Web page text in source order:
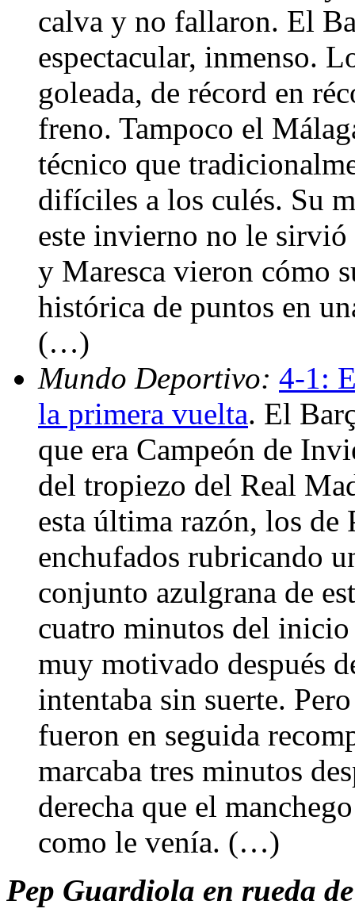
calva y no fallaron. El
espectacular, inmenso.
goleada, de récord en
freno. Tampoco el
técnico que
difíciles a los culés. Su
este invierno no le
y Maresca vieron cómo
histórica de puntos en
(…)
Mundo Deportivo: 4-1:
la primera vuelta. El
que era Campeón de
del tropiezo del Real
esta última razón, los de
enchufados rubricando
conjunto azulgrana de
cuatro minutos del
muy motivado después
intentaba sin suerte.
fueron en seguida
marcaba tres minutos
derecha que el
como le venía. (…)
Pep Guardiola en rueda